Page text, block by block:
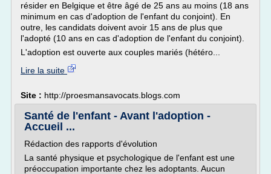
résider en Belgique et être âgé de 25 ans au moins (18 ans
minimum en cas d'adoption de l'enfant du conjoint). En
outre, les candidats doivent avoir 15 ans de plus que
l'adopté (10 ans en cas d'adoption de l'enfant du conjoint).
L'adoption est ouverte aux couples mariés (hétéro...
Lire la suite
Site : http://proesmansavocats.blogs.com
Santé de l'enfant - Avant l'adoption -
Accueil ...
Rédaction des rapports d'évolution
La santé physique et psychologique de l'enfant est une
préoccupation importante chez les adoptants. Aucun